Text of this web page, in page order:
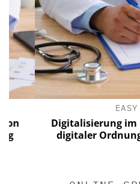
EASY
Digitalisierung im
digitaler Ordnung